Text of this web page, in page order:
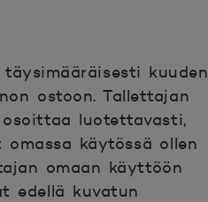
kuuden
ostoon. Tallettajan
luotettavasti,
käytössä ollen
omaan käyttöön
edellä kuvatun